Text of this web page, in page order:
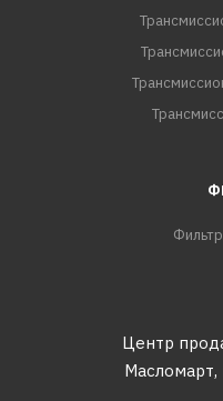
Центр
Масломарт,